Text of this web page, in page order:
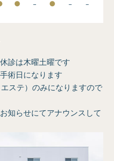
− − −
診は木曜土曜です
術日になります
ステ）のみになりますので
知らせにてアナウンスして